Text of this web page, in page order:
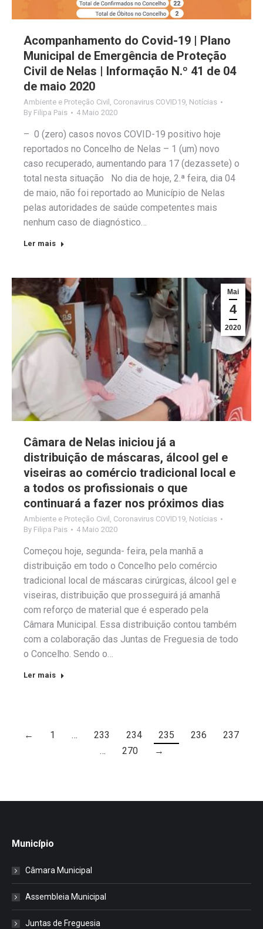
Acompanhamento do Covid-19 | Plano
Municipal de Emergência de Proteção
Civil de Nelas | Informação N.º 41 de 04
de maio 2020
Ambiente e Proteção Civil Coronavirus COVID19 Notícias
By Filipa Pais 4 Maio 2020
– 0 (zero) casos novos COVID-19 positivo hoje
reportados no Concelho de Nelas – 1 (um) novo
caso recuperado, aumentando para 17 (dezassete) o
total nesta situação No dia de hoje, 2.ª feira, dia 04
de maio, não foi reportado ao Município de Nelas
pelas autoridades de saúde competentes mais
nenhum caso de diagnóstico…
Ler mais
Mai
4
2020
Câmara de Nelas iniciou já a
distribuição de máscaras, álcool gel e
viseiras ao comércio tradicional local e
a todos os profissionais o que
continuará a fazer nos próximos dias
Ambiente e Proteção Civil , Coronavirus COVID19, Notícias
By Filipa Pais 4 Maio 2020
Começou hoje, segunda- feira, pela manhã a
distribuição em todo o Concelho pelo comércio
tradicional local de máscaras cirúrgicas, álcool gel e
viseiras, distribuição que prosseguirá já amanhã
com reforço de material que é esperado pela
Câmara Municipal. Essa distribuição contou também
com a colaboração das Juntas de Freguesia de todo
o Concelho. Sendo o…
Ler mais
← 1 … 233 234 235 236
237
…
270 →
Município
Câmara Municipal
Assembleia Municipal
Juntas de Freguesia